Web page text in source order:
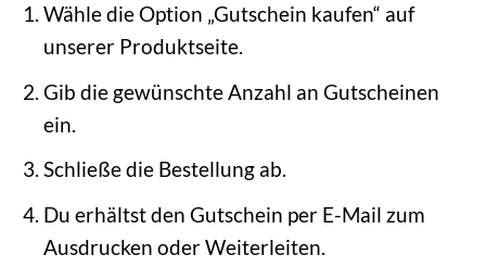
Wähle die Option „Gutschein kaufen“ auf
unserer Produktseite.
Gib die gewünschte Anzahl an Gutscheinen
ein.
Schließe die Bestellung ab.
Du erhältst den Gutschein per E-Mail zum
Ausdrucken oder Weiterleiten.